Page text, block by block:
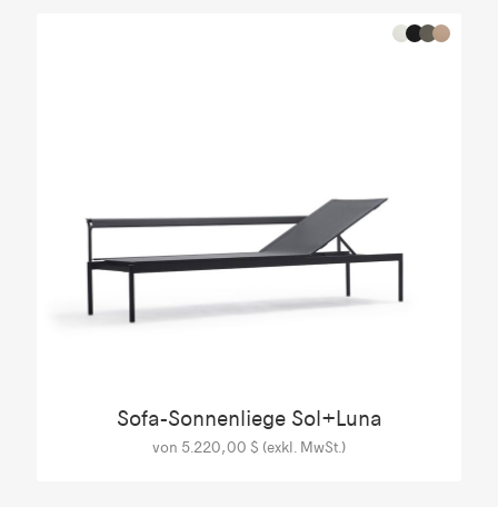
Sofa-Sonnenliege Sol+Luna
von 5.220,00 $ (exkl. MwSt.)